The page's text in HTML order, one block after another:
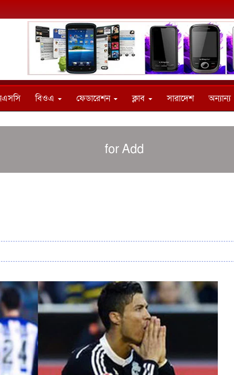
বিওএ ফেডারেশন ক্লাব সারাদেশ অন্যান্য
for Add